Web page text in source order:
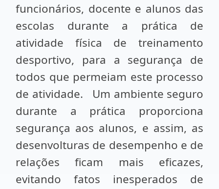
funcionários, docente e alunos das
escolas durante a prática de
atividade física de treinamento
desportivo, para a segurança de
todos que permeiam este processo
de atividade. Um ambiente seguro
durante a prática proporciona
segurança aos alunos, e assim, as
desenvolturas de desempenho e de
relações ficam mais eficazes,
evitando fatos inesperados de